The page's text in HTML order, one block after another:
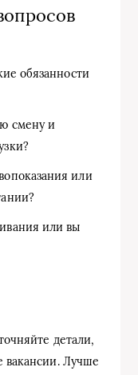
обязанности
смену и
или
или вы
детали,
вакансии. Лучше